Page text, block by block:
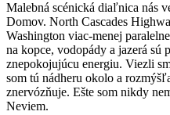
Malebná scénická diaľnica nás
Domov. North Cascades
Washington viac-menej
na kopce, vodopády a jazerá sú
znepokojujúcu energiu. Viezli
som tú nádheru okolo a
znervózňuje. Ešte som nikdy
Neviem.